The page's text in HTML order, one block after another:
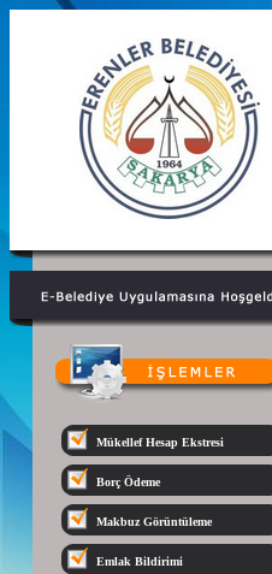
Mükellef Hesap Ekstresi
Borç Ödeme
Makbuz Görüntüleme
Emlak Bildirimi